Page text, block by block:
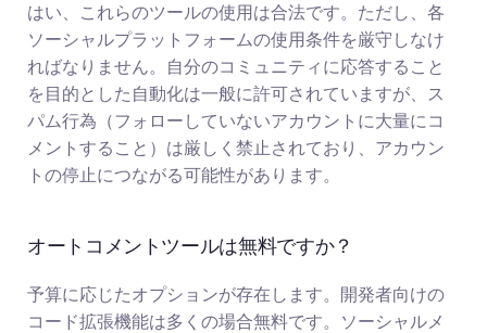
はい、これらのツールの使用は合法です。ただし、各
ソーシャルプラットフォームの使用条件を厳守しなけ
ればなりません。自分のコミュニティに応答すること
を目的とした自動化は一般に許可されていますが、ス
パム行為（フォローしていないアカウントに大量にコ
メントすること）は厳しく禁止されており、アカウン
トの停止につながる可能性があります。
オートコメントツールは無料ですか？
予算に応じたオプションが存在します。開発者向けの
コード拡張機能は多くの場合無料です。ソーシャルメ